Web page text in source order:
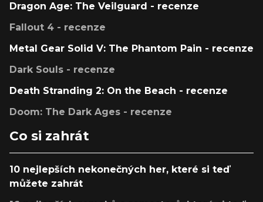
Dragon Age: The Veilguard - recenze
Fallout 4 - recenze
Metal Gear Solid V: The Phantom Pain - recenze
Dark Souls - recenze
Death Stranding 2: On the Beach - recenze
Doom: The Dark Ages - recenze
Co si zahrát
10 nejlepších nekonečných her, které si teď
můžete zahrát